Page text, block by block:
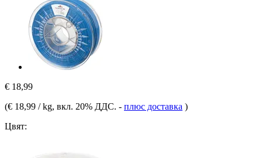
€ 18,99
(€ 18,99 / kg, вкл. 20% ДДС. - плюс доставка )
Цвят: